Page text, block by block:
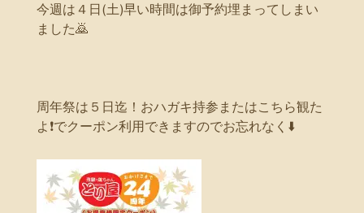
今週は４日(土)早い時間は御予約埋まってしまい
ました🙇
周年祭は５日迄！おハガキ持参またはこちら観た
よ❗でクーポン利用できますのでお忘れなく⬇️